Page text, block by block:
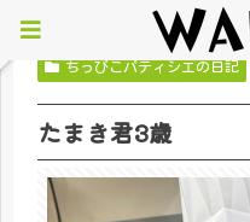
ちっびこパティシエの日記
たまき君3歳